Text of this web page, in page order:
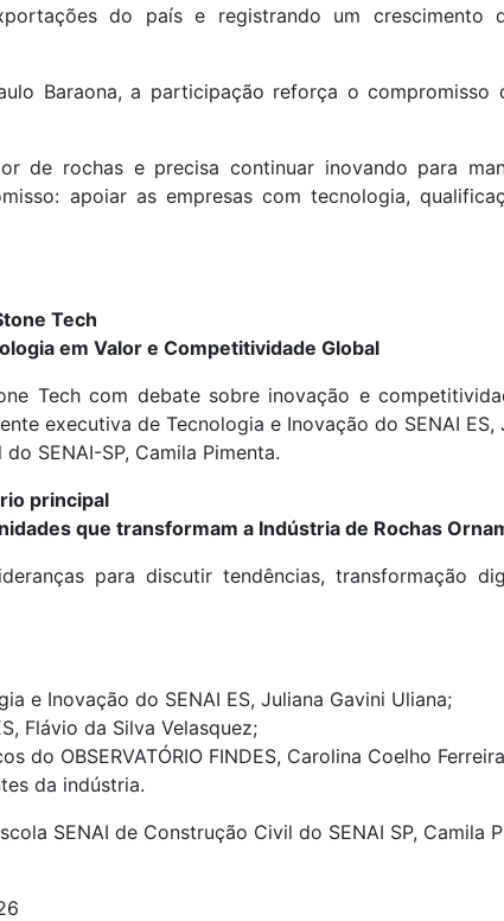
do país e registrando um
Baraona, a participação reforça o
de rochas e precisa continuar inovando para
apoiar as empresas com tecnologia,
Tech
em Valor e Competitividade Global
Tech com debate sobre inovação e
executiva de Tecnologia e Inovação do SENAI
SENAI-SP, Camila Pimenta.
principal
que transformam a Indústria de Rochas
para discutir tendências, transformação
e Inovação do SENAI ES, Juliana Gavini Uliana;
Flávio da Silva Velasquez;
do OBSERVATÓRIO FINDES, Carolina Coelho
da indústria.
SENAI de Construção Civil do SENAI SP, Camila